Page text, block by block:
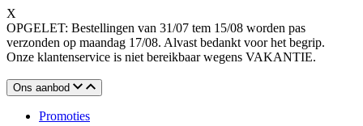
X
OPGELET: Bestellingen van 31/07 tem 15/08 worden pas
verzonden op maandag 17/08. Alvast bedankt voor het begrip.
Onze klantenservice is niet bereikbaar wegens VAKANTIE.
Ons aanbod
Promoties